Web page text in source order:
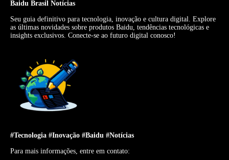
Baidu Brasil Notícias
Seu guia definitivo para tecnologia, inovação e cultura digital. Explore
as últimas novidades sobre produtos Baidu, tendências tecnológicas e
insights exclusivos. Conecte-se ao futuro digital conosco!
#Tecnologia #Inovação #Baidu #Notícias
Para mais informações, entre em contato: